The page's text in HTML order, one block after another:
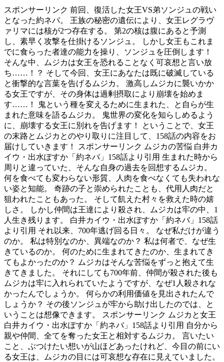
スポンサーリンク 前回、復活した女王VS弟ソンジュの戦い
となった約ネバ。 王族の秘密の遺伝により、女王レグラヴ
ァリマには核が2つ存在する。 第2の核は腹にあると予測
し、素早く攻撃を仕掛けるソンジュ。 しかし女王もこれま
でに食らった者達の能力を操り、ソンジュを圧倒します！
そんな中、ムジカは女王を恐れることなく可哀想と言い放
ち……！？ そして今回、女王にあなたは既に破滅している
と衝撃的な言葉を告げるムジカ。 激高しムジカに襲いかか
る女王ですが、その身体は過剰摂取により崩壊を始めま
す……！ 鬼という種を変えるために生まれた、と自らが生
まれた意味を語るムジカ。 鬼世界の変化を知らしめるよう
に、崩壊する女王に別れを告げます！ ということで、女王
の末路とムジカとのやり取りに注目して、158話の内容をお
届けしていきます！ スポンサーリンク ムジカの苦悩 白井カ
イウ・出水ぽすか「約ネバ」158話より引用 生まれた時から
周りと違っていた、そんな自身の過去を回想するムジカ。
何を食べても変わらない形質、人肉を食べなくても失われな
い姿と知能。 奇跡の子と崇められたことも、代用人肉だと
狙われたこともあった。 そして飢えた村々を救えた時の嬉
しさ。 しかし仲間は王達により殺され、ムジカは牢の中、1
人生き残ります。 白井カイウ・出水ぽすか「約ネバ」158話
より引用 それ以来、700年逃げ回る日々。 なぜ私だけが違う
のか。 私は特別なのか、異端なのか？ 私は何者で、なぜ生
きているのか。 何のために生まれてきたのか、生まれてき
てもよかったのか？ ムジカはそんな苦悩をずっと抱えて生
きてきました。 それにしても700年前、仲間が殺された後も
ムジカは牢に入れられていたようですが、なぜ1人殺されな
かったんでしょうか。 何らかの利用価値を見出されたんで
しょうか？ その後ソンジュが牢から助け出したのでは、と
いうことは想像できます。 スポンサーリンク ムジカと女王
白井カイウ・出水ぽすか「約ネバ」158話より引用 自分から
親や仲間、全てを奪った女王と相対するムジカ。 言いたい
こと、ぶつけたい想いが山ほどあったけれど、今目の前にい
る女王は、ムジカの目には可哀想な存在に見えていました。